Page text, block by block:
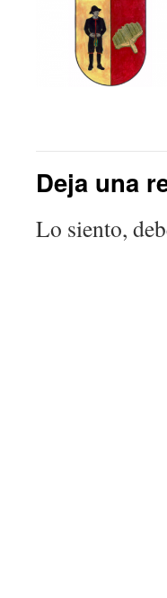
Deja una
Lo siento,